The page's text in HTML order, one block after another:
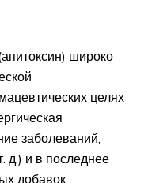
широко
целях
заболеваний,
д.) и в последнее
добавок.